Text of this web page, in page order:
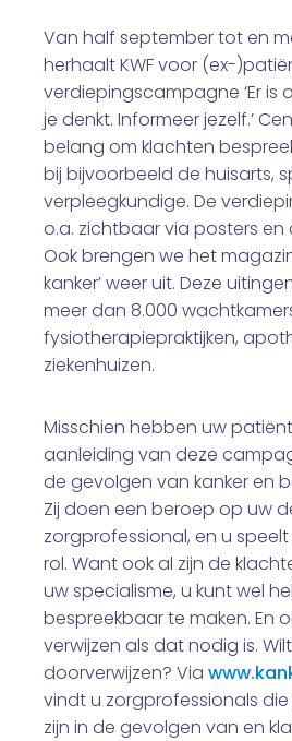
Van half september tot en
herhaalt KWF voor (ex-
verdiepingscampagne ‘Er is
je denkt. Informeer jezelf.’
belang om klachten
bij bijvoorbeeld de huisarts,
verpleegkundige. De
o.a. zichtbaar via posters en
Ook brengen we het
kanker’ weer uit. Deze
meer dan 8.000
fysiotherapiepraktijken,
ziekenhuizen.
Misschien hebben uw
aanleiding van deze
de gevolgen van kanker en
Zij doen een beroep op uw
zorgprofessional, en u
rol. Want ook al zijn de
uw specialisme, u kunt wel
bespreekbaar te maken. En
verwijzen als dat nodig is.
doorverwijzen? Via
vindt u zorgprofessionals
zijn in de gevolgen van en